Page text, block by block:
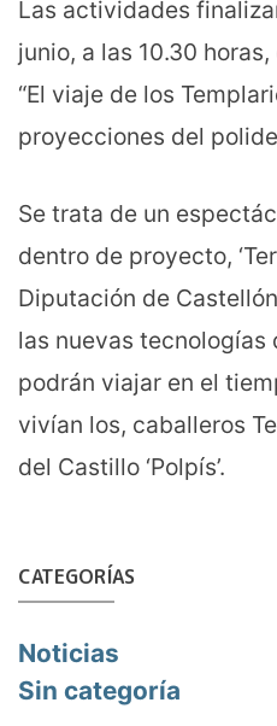
Las actividades
junio, a las 10.30
“El viaje de los
proyecciones del
Se trata de un
dentro de proyecto,
Diputación de
las nuevas tecnologías
podrán viajar en el
vivían los, caballeros
del Castillo ‘Polpís’.
CATEGORÍAS
Noticias
Sin categoría